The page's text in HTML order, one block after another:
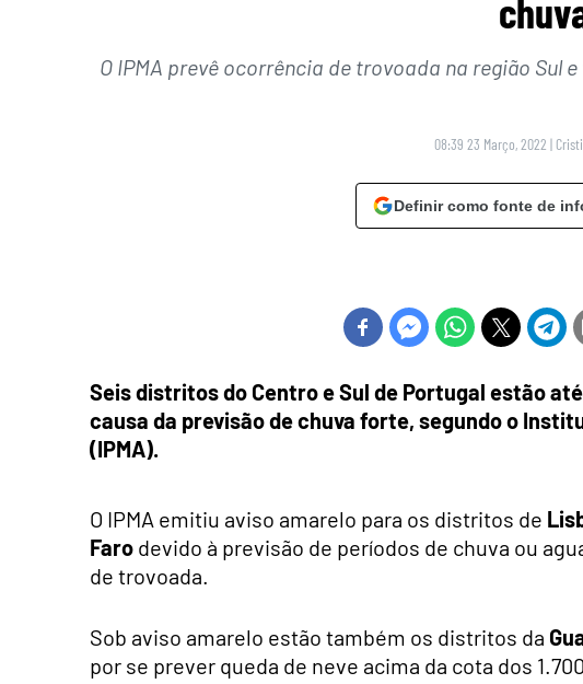
O IPMA prevê ocorrência de trovoada na região
08:39 23 Março, 2022 |
Definir como fonte de
Seis distritos do Centro e Sul de Portugal estão
causa da previsão de chuva forte, segundo o
(IPMA).
O IPMA emitiu aviso amarelo para os distritos de
Faro devido à previsão de períodos de chuva ou
de trovoada.
Sob aviso amarelo estão também os distritos da
por se prever queda de neve acima da cota dos